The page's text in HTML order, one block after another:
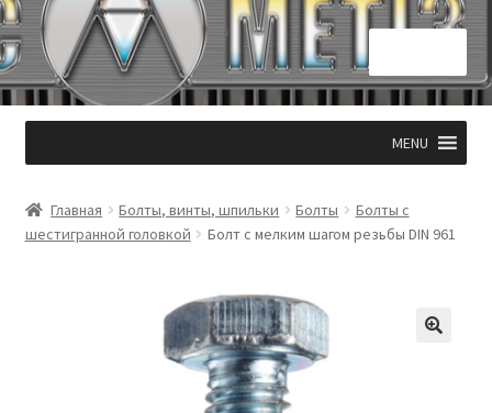
Перейти
навигации
Перейти
содержимому
Главная
КОНТАКТЫ 050 331 53 94
Корзина
Оформление заказа
MENU
Главная Болты, винты, шпильки Болты
Болты с
шестигранной головкой
Болт с мелким шагом резьбы DIN 961